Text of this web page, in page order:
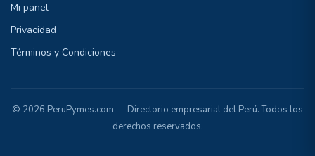
Mi panel
Privacidad
Términos y Condiciones
© 2026 PeruPymes.com — Directorio empresarial del Perú. Todos los
derechos reservados.